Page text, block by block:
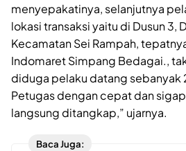
menyepakatinya, selanjutnya
lokasi transaksi yaitu di Dusun 3,
Kecamatan Sei Rampah,
Indomaret Simpang Bedagai.,
diduga pelaku datang sebanyak
Petugas dengan cepat dan
langsung ditangkap,” ujarnya.
Baca Juga: